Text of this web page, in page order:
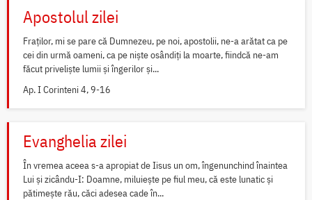
Apostolul zilei
Fraților, mi se pare că Dumnezeu, pe noi, apostolii, ne-a arătat ca pe
cei din urmă oameni, ca pe niște osândiți la moarte, fiindcă ne-am
făcut priveliște lumii și îngerilor și...
Ap. I Corinteni 4, 9-16
Evanghelia zilei
În vremea aceea s-a apropiat de Iisus un om, îngenunchind înaintea
Lui și zicându-I: Doamne, miluiește pe fiul meu, că este lunatic și
pătimește rău, căci adesea cade în...